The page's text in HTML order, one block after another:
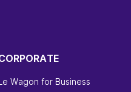
Wagon for Business